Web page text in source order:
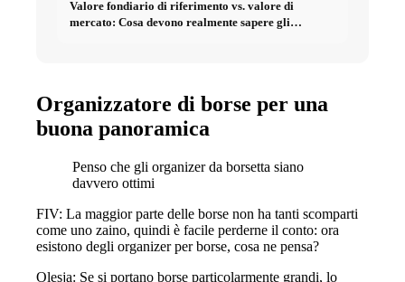
Valore fondiario di riferimento vs. valore di
mercato: Cosa devono realmente sapere gli
Organizzatore di borse per una
buona panoramica
Penso che gli organizer da borsetta siano
davvero ottimi
FIV: La maggior parte delle borse non ha tanti scomparti
come uno zaino, quindi è facile perderne il conto: ora
esistono degli organizer per borse, cosa ne pensa?
Olesja: Se si portano borse particolarmente grandi, lo